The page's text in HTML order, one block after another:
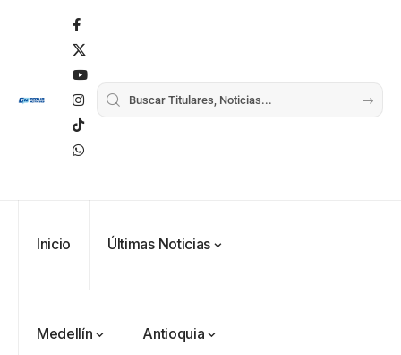
Inicio Últimas Noticias
Medellín Antioquia